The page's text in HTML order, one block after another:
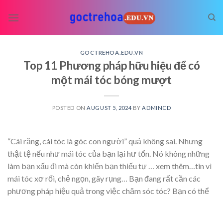
GOCTREHOA.EDU.VN
Top 11 Phương pháp hữu hiệu để có
một mái tóc bóng mượt
POSTED ON AUGUST 5, 2024 BY ADMINCD
“Cái răng, cái tóc là góc con người” quả không sai. Nhưng
thật tệ nếu như mái tóc của bạn lại hư tổn. Nó không những
làm bạn xấu đi mà còn khiến bạn thiếu tự
… xem thêm… tin vì
mái tóc xơ rối, chẻ ngọn, gãy rụng… Bạn đang rất cần các
phương pháp hiệu quả trong việc chăm sóc tóc? Bạn có thể